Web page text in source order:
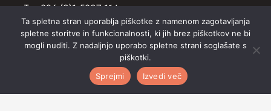
T: +386 (0)1 5307 114
E: info(at)core-sport.si
Outlet trgovina
Savlje 89, 1000 Ljubljana
Ta spletna stran uporablja piškotke z namenom zagotavljanja
spletne storitve in funkcionalnosti, ki jih brez piškotkov ne bi
mogli nuditi. Z nadaljnjo uporabo spletne strani soglašate s
piškotki.
Sprejmi
Izvedi več